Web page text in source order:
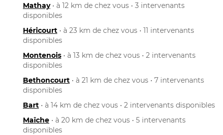
Mathay• à 12 km de chez vous • 3 intervenants
disponibles
Héricourt • à 23 km de chez vous • 11 intervenants
disponibles
Montenois • à 13 km de chez vous • 2 intervenants
disponibles
Bethoncourt • à 21 km de chez vous • 7 intervenants
disponibles
Bart • à 14 km de chez vous • 2 intervenants disponibles
Maîche • à 20 km de chez vous • 5 intervenants
disponibles